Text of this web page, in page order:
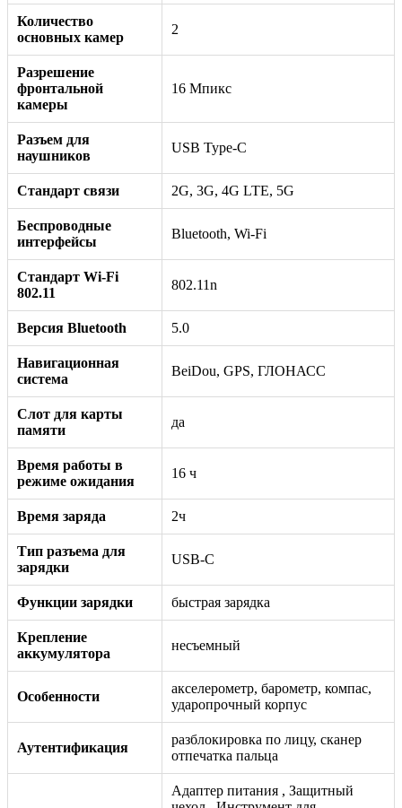
Количество
основных камер
2
Разрешение
фронтальной
камеры
16 Мпикс
Разъем для
наушников
USB Type-C
Стандарт связи 2G, 3G, 4G LTE, 5G
Беспроводные
интерфейсы
Bluetooth, Wi-Fi
Стандарт Wi-Fi
802.11
802.11n
Версия Bluetooth 5.0
Навигационная
система
BeiDou, GPS, ГЛОНАСС
Слот для карты
памяти
да
Время работы в
режиме ожидания
16 ч
Время заряда 2ч
Тип разъема для
зарядки
USB-C
Функции зарядки быстрая зарядка
Крепление
аккумулятора
несъемный
Особенности
акселерометр, барометр, компас,
ударопрочный корпус
Аутентификация
разблокировка по лицу, сканер
отпечатка пальца
Адаптер питания , Защитный